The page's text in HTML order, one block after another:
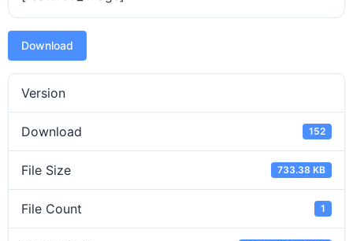
Download
Version
Download 152
File Size 733.38 KB
File Count 1